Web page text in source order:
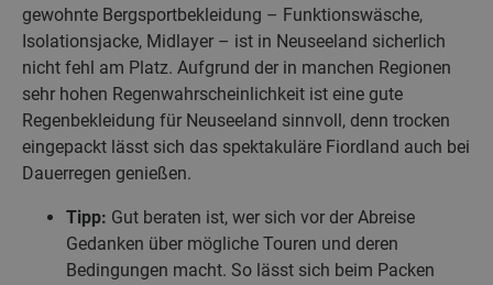
gewohnte Bergsportbekleidung – Funktionswäsche,
Isolationsjacke, Midlayer – ist in Neuseeland sicherlich
nicht fehl am Platz. Aufgrund der in manchen Regionen
sehr hohen Regenwahrscheinlichkeit ist eine gute
Regenbekleidung für Neuseeland sinnvoll, denn trocken
eingepackt lässt sich das spektakuläre Fiordland auch bei
Dauerregen genießen.
Tipp: Gut beraten ist, wer sich vor der Abreise
Gedanken über mögliche Touren und deren
Bedingungen macht. So lässt sich beim Packen